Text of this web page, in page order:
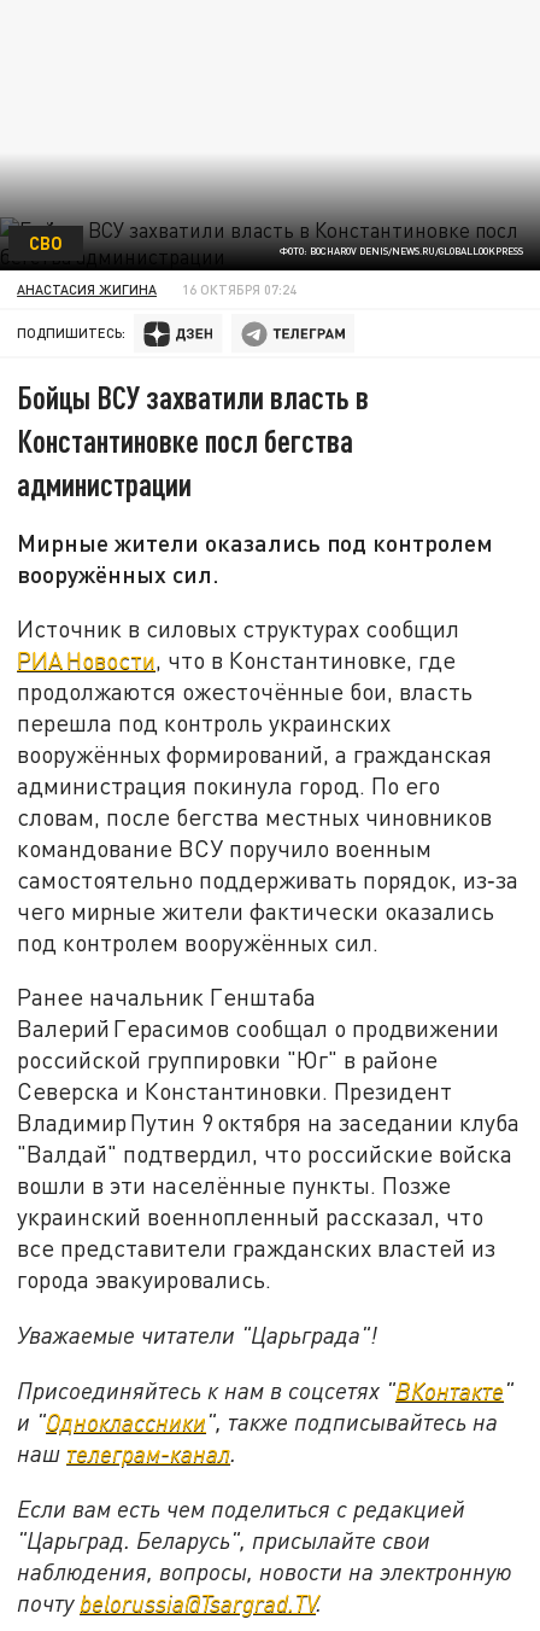
ФОТО: BOCHAROV DENIS/NEWS.RU/GLOBALLOOKPRESS
СВО
АНАСТАСИЯ ЖИГИНА 16 ОКТЯБРЯ 07:24
ПОДПИШИТЕСЬ:
Бойцы ВСУ захватили власть в
Константиновке посл бегства
администрации
Мирные жители оказались под контролем
вооружённых сил.
Источник в силовых структурах сообщил
РИА Новости, что в Константиновке, где
продолжаются ожесточённые бои, власть
перешла под контроль украинских
вооружённых формирований, а гражданская
администрация покинула город. По его
словам, после бегства местных чиновников
командование ВСУ поручило военным
самостоятельно поддерживать порядок, из‑за
чего мирные жители фактически оказались
под контролем вооружённых сил.
Ранее начальник Генштаба
Валерий Герасимов сообщал о продвижении
российской группировки "Юг" в районе
Северска и Константиновки. Президент
Владимир Путин 9 октября на заседании клуба
"Валдай" подтвердил, что российские войска
вошли в эти населённые пункты. Позже
украинский военнопленный рассказал, что
все представители гражданских властей из
города эвакуировались.
Уважаемые читатели "Царьграда"!
Присоединяйтесь к нам в соцсетях "ВКонтакте"
и "Одноклассники", также подписывайтесь на
наш телеграм-канал.
Если вам есть чем поделиться с редакцией
"Царьград. Беларусь", присылайте свои
наблюдения, вопросы, новости на электронную
почту belorussia@Tsargrad.TV.